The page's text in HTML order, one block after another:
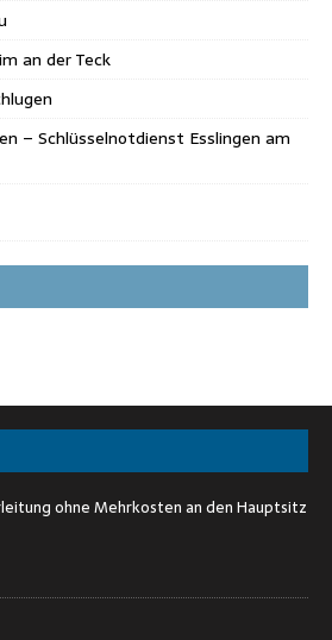
an der Teck
– Schlüsselnotdienst Esslingen am
ohne Mehrkosten an den Hauptsitz